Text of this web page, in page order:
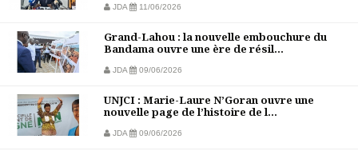
JDA 11/06/2026
Grand-Lahou : la nouvelle embouchure du
Bandama ouvre une ère de résil...
JDA 09/06/2026
UNJCI : Marie-Laure N’Goran ouvre une
nouvelle page de l’histoire de l...
JDA 09/06/2026